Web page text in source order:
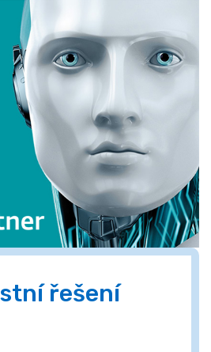
řešení